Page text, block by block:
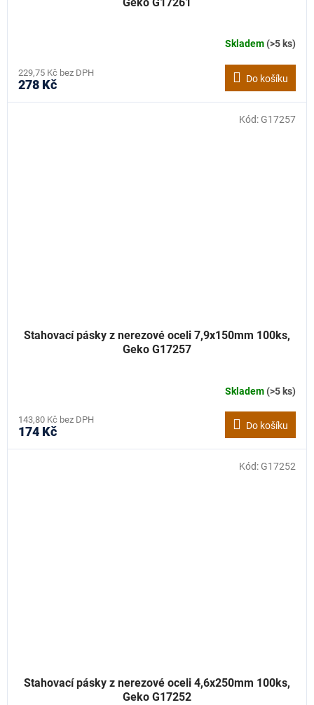
Skladem(>5 ks)
229,75 Kč bez DPH
278 Kč Do košíku
Stahovací pásky z nerezové oceli 7,9x150mm 100ks,
Geko G17257
Skladem(>5 ks)
143,80 Kč bez DPH
174 Kč Do košíku
Kód: G17257
Stahovací pásky z nerezové oceli 4,6x250mm 100ks,
Geko G17252
Kód: G17252